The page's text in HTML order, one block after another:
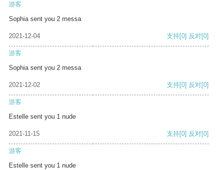
游客
Sophia sent you 2 messa
2021-12-04 支持[0] 反对[0]
游客
Sophia sent you 2 messa
2021-12-02 支持[0] 反对[0]
游客
Estelle sent you 1 nude
2021-11-15 支持[0] 反对[0]
游客
Estelle sent you 1 nude